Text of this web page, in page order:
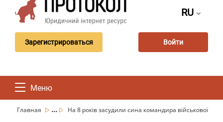
RU
Зарегистрироваться Войти
Меню
Главная ...
На 8 років засудили сина командира військової